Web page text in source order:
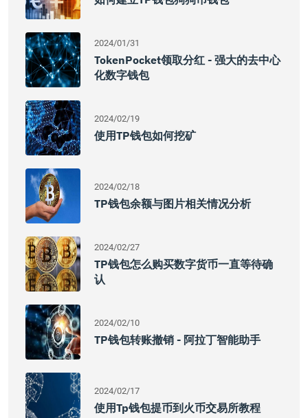
2024/01/31
TokenPocket领取分红 - 强大的去中心
化数字钱包
2024/02/19
使用TP钱包如何挖矿
2024/02/18
TP钱包余额与图片相关情况分析
2024/02/27
TP钱包怎么购买数字货币一直等待确
认
2024/02/10
TP钱包转账撤销 - 阿拉丁智能助手
2024/02/17
使用tp钱包提币到火币交易所教程